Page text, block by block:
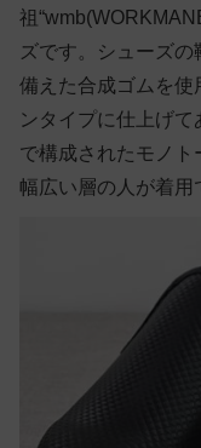
祖
ズです。シューズの
備えた合成ゴムを使
ンタイプに仕上げ
で構成されたモノ
幅広い層の人が着用